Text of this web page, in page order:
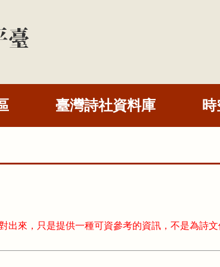
臺灣詩社資料庫
來，只是提供一種可資參考的資訊，不是為詩